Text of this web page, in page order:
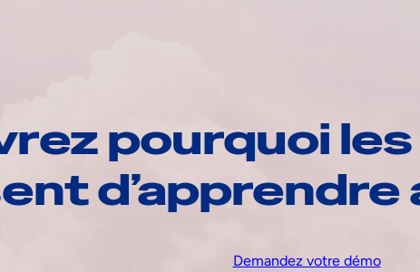
pourquoi
d’apprendre
Demandez votre démo